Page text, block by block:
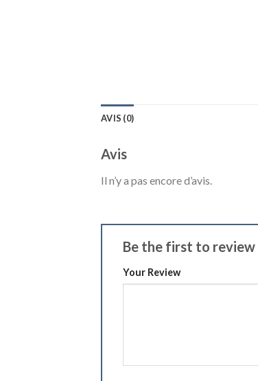
AVIS (0)
Avis
Il n’y a pas encore d’avis.
Be the first to review
Your Review